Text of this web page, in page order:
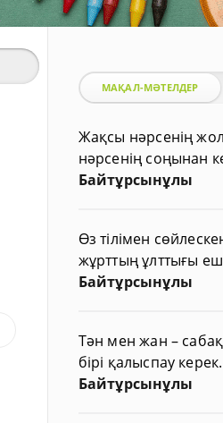
МАҚАЛ-МӘТЕЛДЕР
Жақсы нәрсенің
нәрсенің соңынан
Байтұрсынұлы
Өз тілімен
жұрттың ұлттығы
Байтұрсынұлы
Тән мен жан –
бірі қалыспау керек.
Байтұрсынұлы